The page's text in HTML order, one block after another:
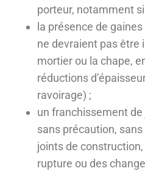
porteur, notamment
la présence de
ne devraient pas être
mortier ou la chape,
réductions
ravoirage) ;
un franchissement
sans précaution,
joints de
rupture ou des